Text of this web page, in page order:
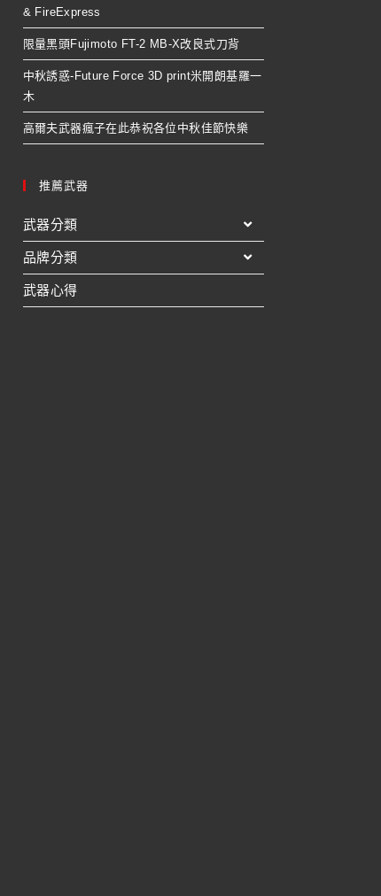
& FireExpress
限量黑頭Fujimoto FT-2 MB-X改良式刀背
中秋誘惑-Future Force 3D print米開朗基羅一
木
高爾夫武器瘋子在此恭祝各位中秋佳節快樂
推薦武器
武器分類
品牌分類
武器心得